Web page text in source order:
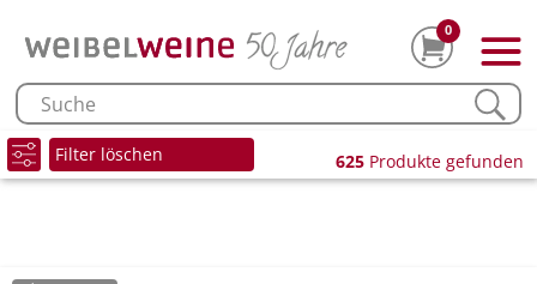
0
Filter löschen 625 Produkte gefunden